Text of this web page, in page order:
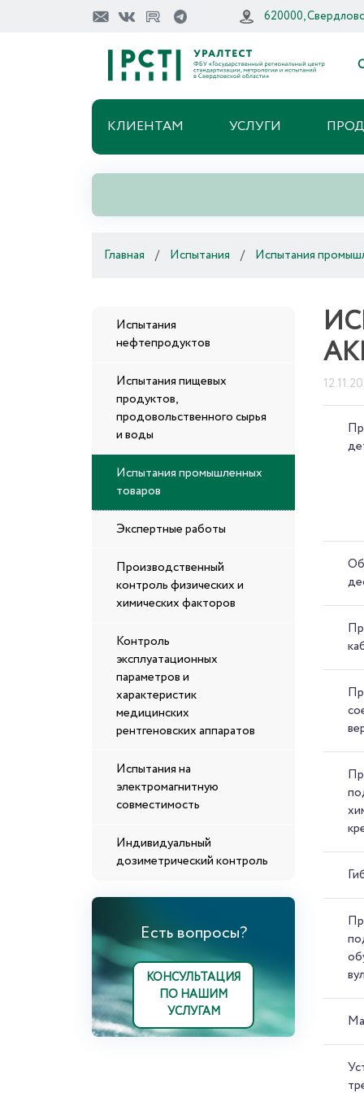
620000,
КЛИЕНТАМ УСЛУГИ
Главная / Испытания / Испытания
Испытания
нефтепродуктов
Испытания пищевых
продуктов,
продовольственного сырья
и воды
Испытания промышленных
товаров
Экспертные работы
Производственный
контроль физических и
химических факторов
Контроль
эксплуатационных
параметров и
характеристик
медицинских
рентгеновских аппаратов
Испытания на
электромагнитную
совместимость
Индивидуальный
дозиметрический контроль
Есть вопросы?
КОНСУЛЬТАЦИЯ
ПО НАШИМ
УСЛУГАМ